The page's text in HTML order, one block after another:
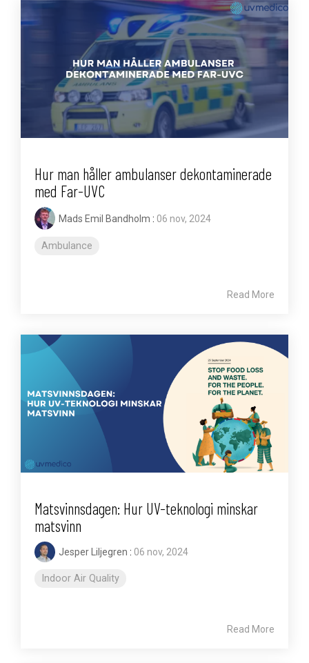
Hur man håller ambulanser dekontaminerade
med Far-UVC
Mads Emil Bandholm : 06 nov, 2024
Ambulance
Read More
Matsvinnsdagen: Hur UV-teknologi minskar
matsvinn
Jesper Liljegren : 06 nov, 2024
Indoor Air Quality
Read More